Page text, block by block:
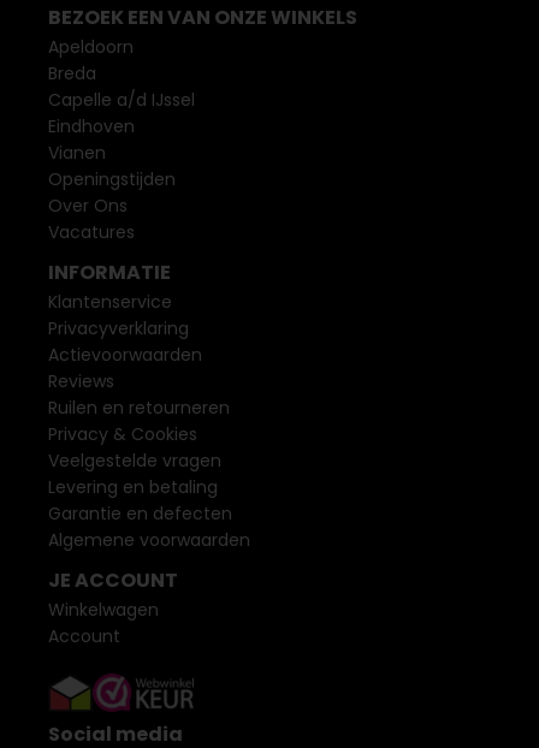
BEZOEK EEN VAN ONZE WINKELS
Apeldoorn
Breda
Capelle a/d IJssel
Eindhoven
Vianen
Openingstijden
Over Ons
Vacatures
INFORMATIE
Klantenservice
Privacyverklaring
Actievoorwaarden
Reviews
Ruilen en retourneren
Privacy & Cookies
Veelgestelde vragen
Levering en betaling
Garantie en defecten
Algemene voorwaarden
JE ACCOUNT
Winkelwagen
Account
Social media